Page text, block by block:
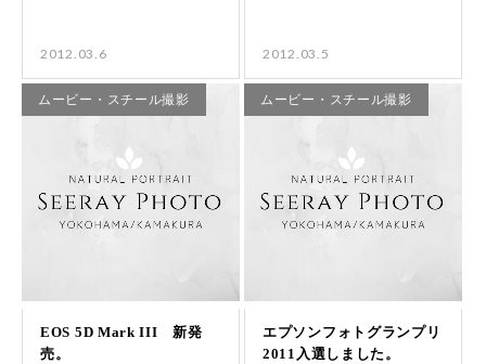
2012.03.6 2012.03.5
ムービー・スチール撮影 ムービー・スチール撮影